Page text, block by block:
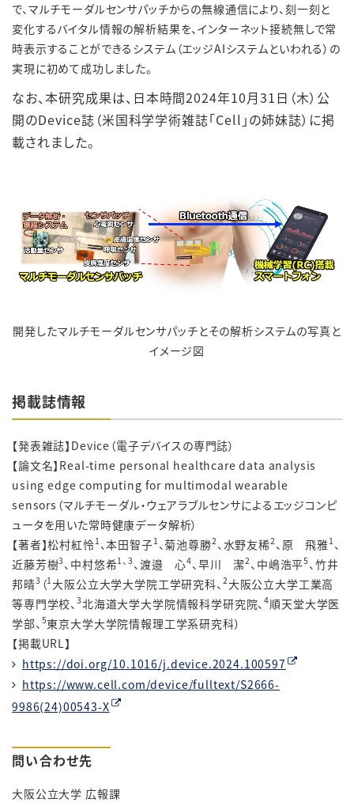
で、マルチモーダルセンサパッチからの無線通信により、刻一刻と
変化するバイタル情報の解析結果を、インターネット接続無しで常
時表示することができるシステム（エッジAIシステムといわれる）の
実現に初めて成功しました。
なお、本研究成果は、日本時間2024年10月31日（木）公
開のDevice誌（米国科学学術雑誌「Cell 」の姉妹誌）に掲
載されました。
開発したマルチモーダルセンサパッチとその解析システムの写真と
イメージ図
掲載誌情報
【発表雑誌】Device（電子デバイスの専門誌）
【論文名】Real-time personal healthcare data analysis
using edge computing for multimodal wearable
sensors（マルチモーダル・ウェアラブルセンサによるエッジコンピ
ュータを用いた常時健康データ解析）
【著者】松村紅怜1 、本田智子1 、菊池尊勝2、水野友稀2、原 飛雅1 、
近藤芳樹3、中村悠希1、3、渡邉 心4、早川 潔2、中嶋浩平5、竹井
邦晴3 （1 大阪公立大学大学院工学研究科、 2大阪公立大学工業高
等専門学校、3北海道大学大学院情報科学研究院、4順天堂大学医
学部、 5東京大学大学院情報理工学系研究科）
【掲載URL】
https://doi.org/10.1016/j.device.2024.100597
https://www.cell.com/device/fulltext/S2666-
9986(24)00543-X
問い合わせ先
大阪公立大学 広報課